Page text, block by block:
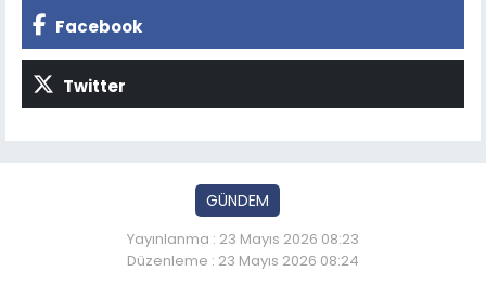
Facebook
Twitter
GÜNDEM
Yayınlanma : 23 Mayıs 2026 08:23
Düzenleme : 23 Mayıs 2026 08:24